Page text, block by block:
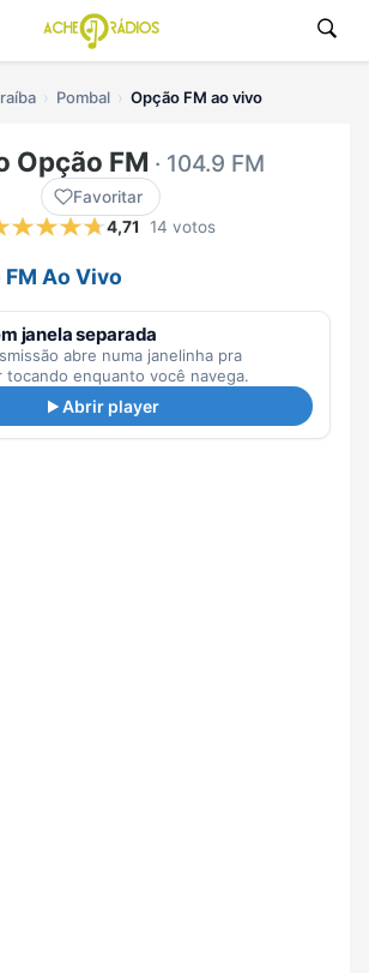
Pombal Opção FM ao vivo
Opção FM · 104.9 FM
Favoritar
4,71
14 votos
FM Ao Vivo
janela separada
abre numa janelinha pra
tocando enquanto você navega.
Abrir player